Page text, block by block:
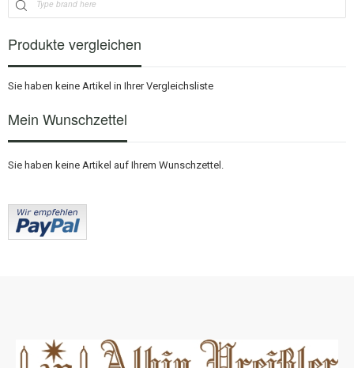
Produkte vergleichen
Sie haben keine Artikel in Ihrer Vergleichsliste
Mein Wunschzettel
Sie haben keine Artikel auf Ihrem Wunschzettel.